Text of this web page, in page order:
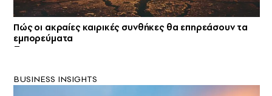
Πώς οι ακραίες καιρικές συνθήκες θα επηρεάσουν τα
εμπορεύματα
BUSINESS INSIGHTS